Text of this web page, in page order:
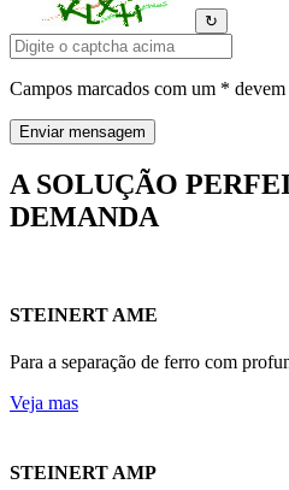
↻
Campos marcados com um * devem
A SOLUÇÃO
DEMANDA
STEINERT AME
Para a separação de ferro com
Veja mas
STEINERT AMP